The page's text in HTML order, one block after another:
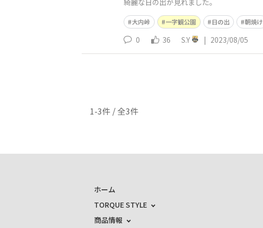
大内峠 一字観公園 日の出 朝焼け
0 36 S.Y | 2023/08/05
1-3件 / 全3件
ホーム
TORQUE STYLE
商品情報